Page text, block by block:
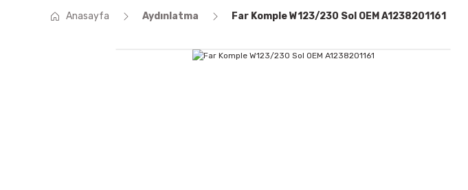
Anasayfa Aydınlatma Far Komple W123/230 Sol OEM A1238201161